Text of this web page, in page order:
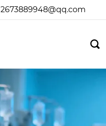
2673889948@qq.com
